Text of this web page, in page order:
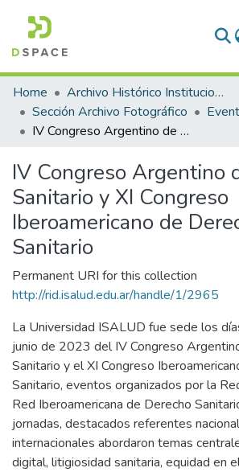
Communities & Collections
All of DSpace
Statistics
Home
Archivo Histórico Institucional
Sección Archivo Fotográfico
IV Congreso Argentino de Derecho Sanitario y XI Congreso Iberoamericano de Derecho Sanitario
IV Congreso Argentino
Sanitario y XI Congreso
Iberoamericano de
Sanitario
Permanent URI for this collection
http://rid.isalud.edu.ar/handle/1/2965
La Universidad ISALUD fue sede los
junio de 2023 del IV Congreso
Sanitario y el XI Congreso
Sanitario, eventos organizados por la
Red Iberoamericana de Derecho
jornadas, destacados referentes
internacionales abordaron temas
digital, litigiosidad sanitaria, equidad en